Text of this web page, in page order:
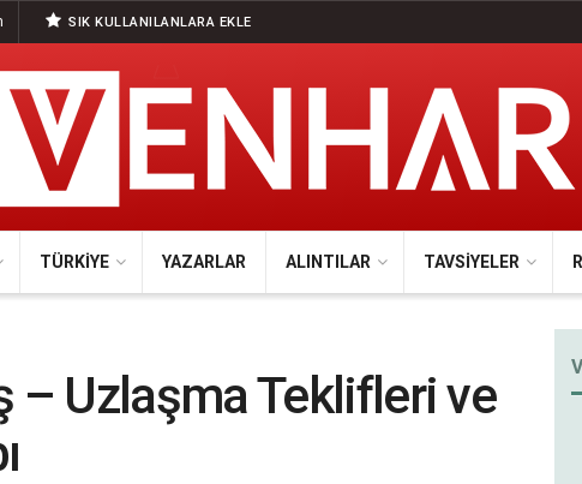
SIK KULLANILANLARA EKLE
TÜRKIYE YAZARLAR ALINTILAR TAVSIYELER
– Uzlaşma Teklifleri ve